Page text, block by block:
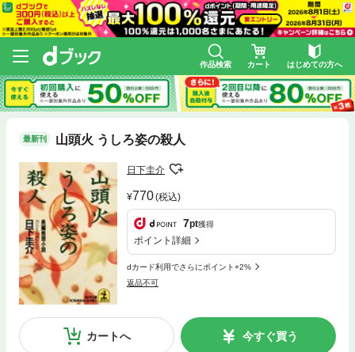
作品検索 カート はじめての方へ
最新刊 山頭火 うしろ姿の殺人
日下圭介
770(税込)
7pt獲得
ポイント詳細
dカード利用でさらにポイント+2%
返品不可
カートへ 今すぐ買う